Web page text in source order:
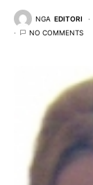
NGA EDITORI
NO COMMENTS